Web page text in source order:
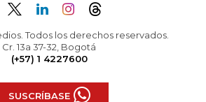
Todos los derechos reservados.
Cr. 13a 37-32, Bogotá
(+57) 1 4227600
SUSCRÍBASE